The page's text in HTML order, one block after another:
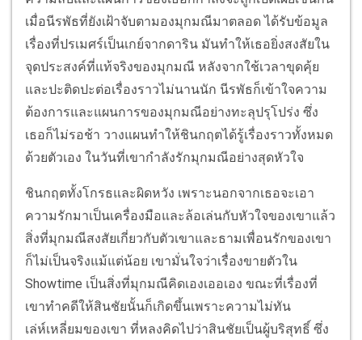
เมื่อนีรพัธที่ยังเฝ้าจับตามองมุกมณีมาตลอด ได้รับข้อมูล
เรื่องที่ปรเมศร์เป็นเกย์จากดาริน มันทำให้เธอยิ่งสงสัยใน
จุดประสงค์ที่แท้จริงของมุกมณี หลังจากใช้เวลาขุดคุ้ย
และปะติดปะต่อเรื่องราวไม่นานนัก นีรพัธก็เข้าใจความ
ต้องการและแผนการของมุกมณีอย่างทะลุปรุโปร่ง ซึ่ง
เธอก็ไม่รอช้า วางแผนทำให้ชินกฤตได้รู้เรื่องราวทั้งหมด
ด้วยตัวเอง ในวันที่เขากำลังรักมุกมณีอย่างสุดหัวใจ
ชินกฤตทั้งโกรธและผิดหวัง เพราะนอกจากเธอจะเอา
ความรักมาเป็นเครื่องมือและล้อเล่นกับหัวใจของเขาแล้ว
สิ่งที่มุกมณีสงสัยเกี่ยวกับตัวเขาและธามเพื่อนรักของเขา
ก็ไม่เป็นจริงแม้แต่น้อย เขามั่นใจว่าเรื่องขายตัวใน
Showtime เป็นสิ่งที่มุกมณีคิดเองเออเอง ขณะที่เรื่องที่
เขาทำคดีให้สินชัยนั้นก็เกิดขึ้นเพราะความไม่ทัน
เล่ห์เหลี่ยมของเขา ที่หลงคิดไปว่าสินชัยเป็นผู้บริสุทธิ์ ซึ่ง